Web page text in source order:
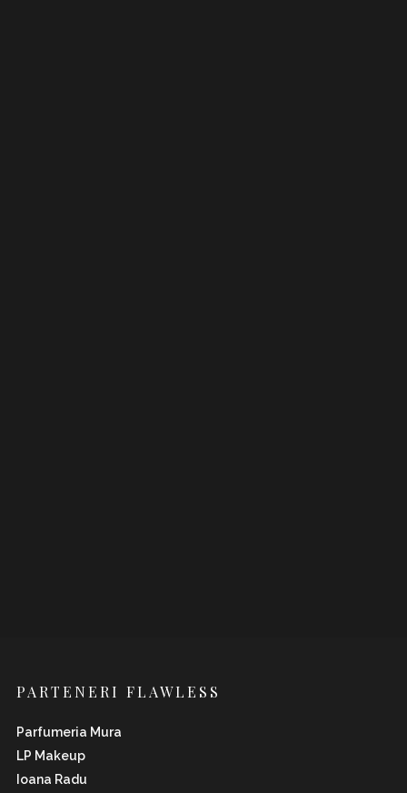
PARTENERI FLAWLESS
Parfumeria Mura
LP Makeup
Ioana Radu